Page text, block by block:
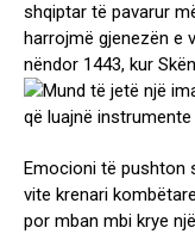
shqiptar të pavarur
harrojmë gjenezën e
nëndor 1443, kur
Emocioni të pushton
vite krenari
por mban mbi krye